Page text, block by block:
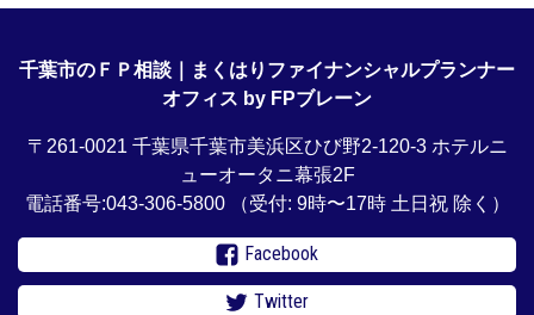
千葉市のＦＰ相談｜まくはりファイナンシャルプランナー
オフィス by FPブレーン
〒261-0021 千葉県千葉市美浜区ひび野2-120-3 ホテルニ
ューオータニ幕張2F
電話番号:043-306-5800
（受付: 9時〜17時 土日祝 除く）
Facebook
Twitter